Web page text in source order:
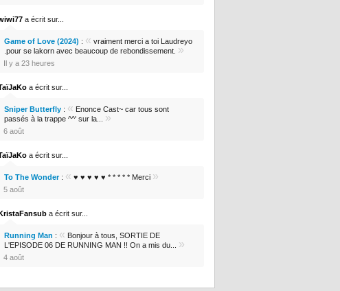
a écrit sur...
Game of Love (2024) : « vraiment merci a toi Laudreyo
.pour se lakorn avec beaucoup de rebondissement. »
Il y a 23 heures
a écrit sur...
Sniper Butterfly : « Enonce Cast~ car tous sont
passés à la trappe ^^' sur la... »
6 août
a écrit sur...
To The Wonder: « ♥ ♥ ♥ ♥ ♥ * * * * * Merci »
5 août
a écrit sur...
Running Man : « Bonjour à tous, SORTIE DE
L'EPISODE 06 DE RUNNING MAN !! On a mis du... »
4 août